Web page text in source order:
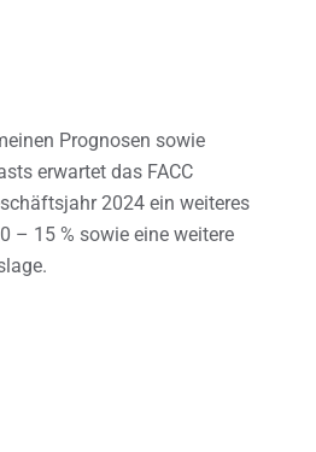
Prognosen sowie
erwartet das FACC
2024 ein weiteres
– 15 % sowie eine weitere